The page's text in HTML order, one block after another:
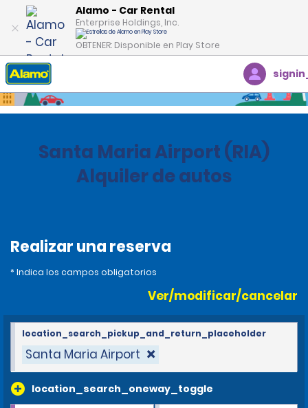
Alamo - Car Rental
Enterprise Holdings, Inc.
OBTENER: Disponible en Play Store
Inicio Oficinas
Santa Maria Airport (RIA)
Alquiler de autos
Realizar una reserva
* Indica los campos obligatorios
Ver/modificar/cancelar
Santa Maria Airport
location_search_oneway_toggle
location_search_pickup_and_return_placeholder